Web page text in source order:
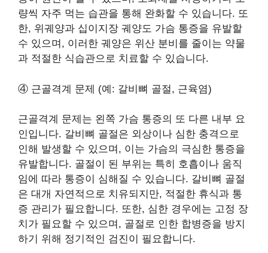
량씩 자주 먹는 습관을 통해 완화할 수 있습니다. 또
한, 위궤양과 십이지장 궤양도 가슴 통증을 유발할
수 있으며, 이러한 궤양은 위산 분비를 줄이는 약물
과 적절한 식습관으로 치료할 수 있습니다.
④ 근골격계 문제 (예: 갈비뼈 골절, 근육염)
근골격계 문제는 왼쪽 가슴 통증의 또 다른 내부 요
인입니다. 갈비뼈 골절은 외상이나 심한 충격으로
인해 발생할 수 있으며, 이는 가슴의 극심한 통증을
유발합니다. 골절이 된 부위는 특히 호흡이나 움직
임에 따라 통증이 심해질 수 있습니다. 갈비뼈 골절
은 대개 자연적으로 치유되지만, 적절한 휴식과 통
증 관리가 필요합니다. 또한, 심한 경우에는 고정 장
치가 필요할 수 있으며, 골절로 인한 합병증을 방지
하기 위해 정기적인 검진이 필요합니다.